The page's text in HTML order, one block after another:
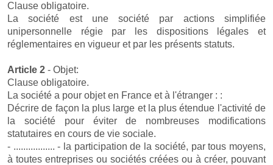
Clause obligatoire.
La société est une société par actions simplifiée
unipersonnelle régie par les dispositions légales et
réglementaires en vigueur et par les présents statuts.
Article 2 - Objet:
Clause obligatoire.
La société a pour objet en France et à l'étranger : :
Décrire de façon la plus large et la plus étendue l'activité de
la société pour éviter de nombreuses modifications
statutaires en cours de vie sociale.
- ................. - la participation de la société, par tous moyens,
à toutes entreprises ou sociétés créées ou à créer, pouvant